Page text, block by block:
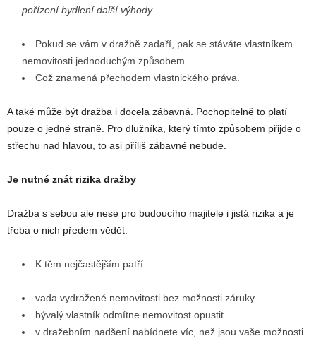
pořízení bydlení další výhody.
Pokud se vám v dražbě zadaří, pak se stáváte vlastníkem
nemovitosti jednoduchým způsobem.
Což znamená přechodem vlastnického práva.
A také může být dražba i docela zábavná. Pochopitelně to platí
pouze o jedné straně. Pro dlužníka, který tímto způsobem přijde o
střechu nad hlavou, to asi příliš zábavné nebude.
Je nutné znát rizika dražby
Dražba s sebou ale nese pro budoucího majitele i jistá rizika a je
třeba o nich předem vědět.
K těm nejčastějším patří:
vada vydražené nemovitosti bez možnosti záruky.
bývalý vlastník odmítne nemovitost opustit.
v dražebním nadšení nabídnete víc, než jsou vaše možnosti.